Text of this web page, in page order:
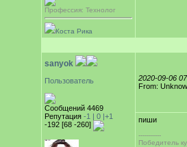
Профессия: Технолог
Коста Рика
sanyok
Пользователь
Сообщений 4469
Репутация -1 | 0 |+1
-192 [68 -260]
2020-09-06
From:
пиши
-----------
Победитель